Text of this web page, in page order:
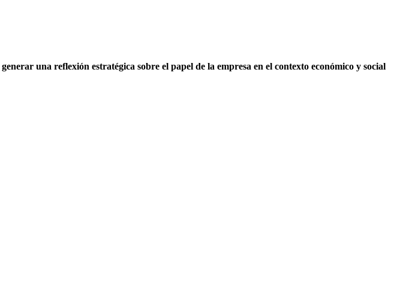
generar una reflexión estratégica sobre el papel de la empresa en el contexto económico y social